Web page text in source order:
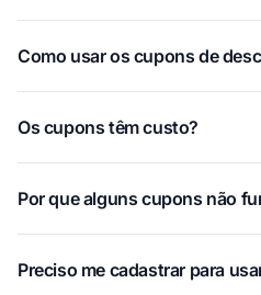
Como usar os cupons de
Os cupons têm custo?
Por que alguns cupons não
Preciso me cadastrar para